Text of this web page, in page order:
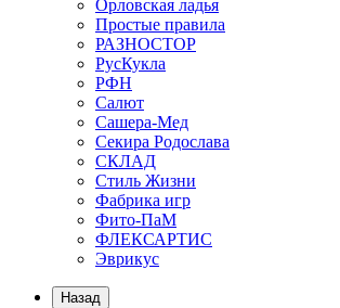
Орловская ладья
Простые правила
РАЗНОСТОР
РусКукла
РФН
Салют
Сашера-Мед
Секира Родослава
СКЛАД
Стиль Жизни
Фабрика игр
Фито-ПаМ
ФЛЕКСАРТИС
Эврикус
Назад